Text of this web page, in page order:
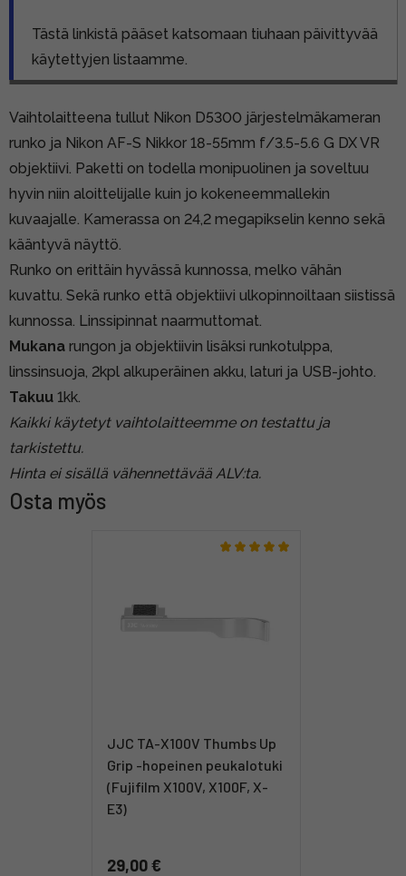
Tästä linkistä pääset katsomaan tiuhaan päivittyvää
käytettyjen listaamme.
Vaihtolaitteena tullut Nikon D5300 järjestelmäkameran
runko ja Nikon AF-S Nikkor 18-55mm f/3.5-5.6 G DX VR
objektiivi. Paketti on todella monipuolinen ja soveltuu
hyvin niin aloittelijalle kuin jo kokeneemmallekin
kuvaajalle. Kamerassa on 24,2 megapikselin kenno sekä
kääntyvä näyttö.
Runko on erittäin hyvässä kunnossa, melko vähän
kuvattu. Sekä runko että objektiivi ulkopinnoiltaan siistissä
kunnossa. Linssipinnat naarmuttomat.
Mukana rungon ja objektiivin lisäksi runkotulppa,
linssinsuoja, 2kpl alkuperäinen akku, laturi ja USB-johto.
Takuu 1kk.
Kaikki käytetyt vaihtolaitteemme on testattu ja
tarkistettu.
Hinta ei sisällä vähennettävää ALV:ta.
Osta myös
JJC TA-X100V Thumbs Up
Grip -hopeinen peukalotuki
(Fujifilm X100V, X100F, X-
E3)
29,00 €